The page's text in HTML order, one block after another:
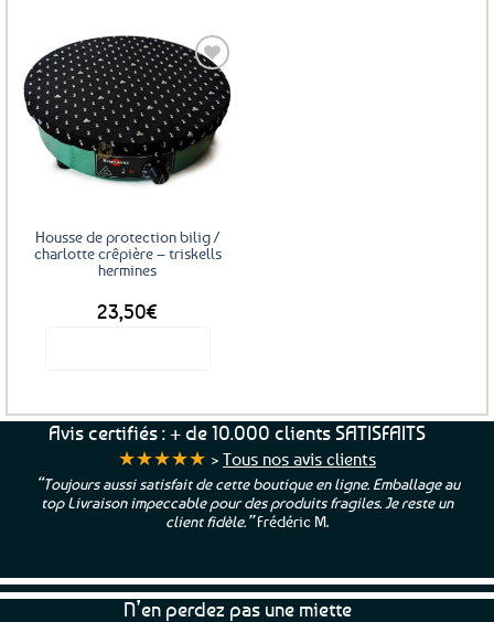
Ajouter
aux
favoris
Housse de protection bilig /
charlotte crêpière – triskells
hermines
23,50€
a
variations.
choisies
Avis certifiés : + de 10.000 clients SATISFAITS
★★★★★ > Tous nos avis clients
“Toujours aussi satisfait de cette boutique en ligne. Emballage au
top Livraison impeccable pour des produits fragiles. Je reste un
client fidèle.”Frédéric M.
N’en perdez pas une miette